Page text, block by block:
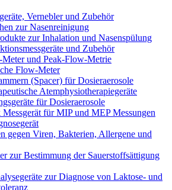
Vernebler und Zubehör
zur Nasenreinigung
zur Inhalation und Nasenspülung
und Zubehör
und Peak-Flow-Metrie
Flow-Meter
(Spacer) für Dosieraerosole
Atemphysiotherapiegeräte
für Dosieraerosole
für MIP und MEP Messungen
gegen Viren, Bakterien, Allergene und
zur Bestimmung der Sauerstoffsättigung
zur Diagnose von Laktose- und